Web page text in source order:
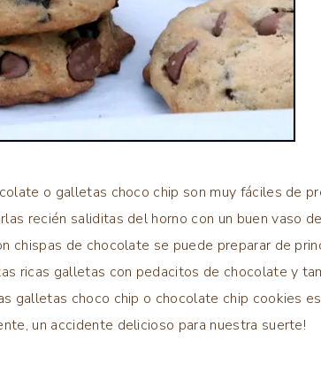
o galletas choco chip son muy fáciles de
recién saliditas del horno con un buen vaso
chispas de chocolate se puede preparar de
ricas galletas con pedacitos de chocolate y
galletas choco chip o chocolate chip cookies
un accidente delicioso para nuestra suerte!